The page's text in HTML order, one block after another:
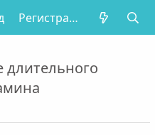
Регистрация
длительного